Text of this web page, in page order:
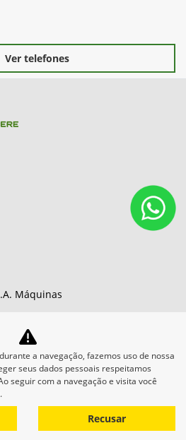
Ver telefones
Máquinas
maior é
a navegação, fazemos uso de nossa
seus dados pessoais respeitamos
seguir com a navegação e visita você
Recusar